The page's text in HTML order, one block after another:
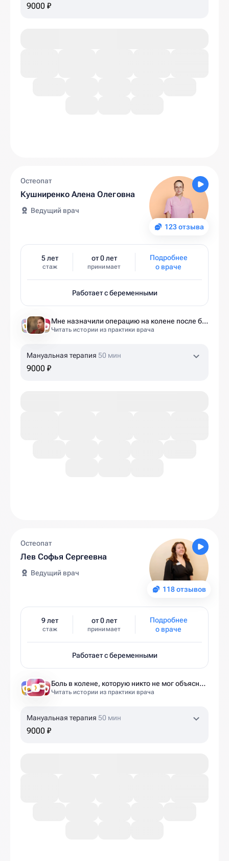
9000 ₽
123 отзыва
Остеопат
Кушниренко Алена Олеговна
Ведущий врач
5 лет
стаж
от 0 лет
принимает
Подробнее
о враче
Работает с беременными
Мне назначили операцию на колене после беременности. Оказалось — это было ошибкой
Читать истории из практики врача
Мануальная терапия 50 мин
9000 ₽
118 отзывов
Остеопат
Лев Софья Сергеевна
Ведущий врач
9 лет
стаж
от 0 лет
принимает
Подробнее
о враче
Работает с беременными
Боль в колене, которую никто не мог объяснить
Читать истории из практики врача
Мануальная терапия 50 мин
9000 ₽